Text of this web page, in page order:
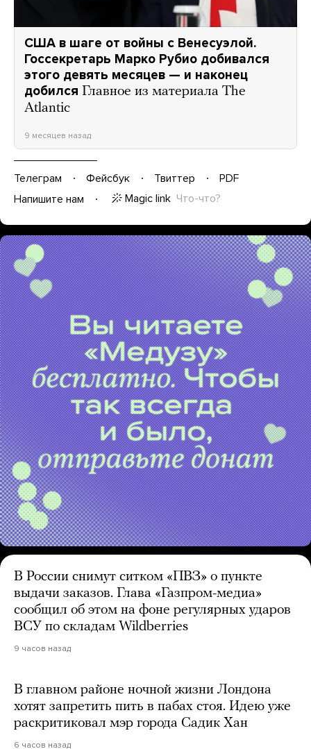
США в шаге от войны с Венесуэлой.
Госсекретарь Марко Рубио добивался
этого девять месяцев — и наконец
добился Главное из материала The
Atlantic
9 месяцев назад
Телеграм Фейсбук Твиттер
PDF
Напишите нам
Magic link Что-что?
В России снимут ситком «ПВЗ» о пункте
выдачи заказов. Глава «Газпром-медиа»
сообщил об этом на фоне регулярных ударов
ВСУ по складам Wildberries
9 часов назад
В главном районе ночной жизни Лондона
хотят запретить пить в пабах стоя. Идею уже
раскритиковал мэр города Садик Хан
6 часов назад